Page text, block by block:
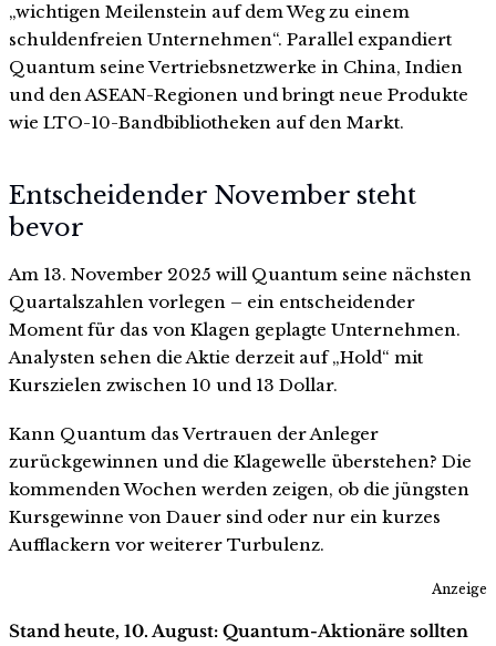
„wichtigen Meilenstein auf dem Weg zu einem
schuldenfreien Unternehmen“. Parallel expandiert
Quantum seine Vertriebsnetzwerke in China, Indien
und den ASEAN-Regionen und bringt neue Produkte
wie LTO-10-Bandbibliotheken auf den Markt.
Entscheidender November steht
bevor
Am 13. November 2025 will Quantum seine nächsten
Quartalszahlen vorlegen – ein entscheidender
Moment für das von Klagen geplagte Unternehmen.
Analysten sehen die Aktie derzeit auf „Hold“ mit
Kurszielen zwischen 10 und 13 Dollar.
Kann Quantum das Vertrauen der Anleger
zurückgewinnen und die Klagewelle überstehen? Die
kommenden Wochen werden zeigen, ob die jüngsten
Kursgewinne von Dauer sind oder nur ein kurzes
Aufflackern vor weiterer Turbulenz.
Anzeige
Stand heute, 10. August: Quantum-Aktionäre sollten